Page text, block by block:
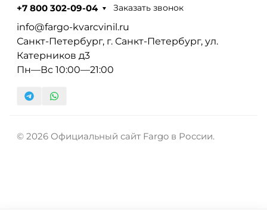
+7 800 302-09-04 Заказать звонок
info@fargo-kvarcvinil.ru
Санкт-Петербург, г. Санкт-Петербург, ул.
Катерников д3
Пн—Вс 10:00—21:00
© 2026 Официальный сайт Fargo в России.